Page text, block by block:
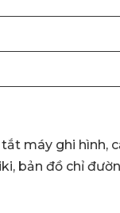
máy ghi hình,
bản đồ chỉ